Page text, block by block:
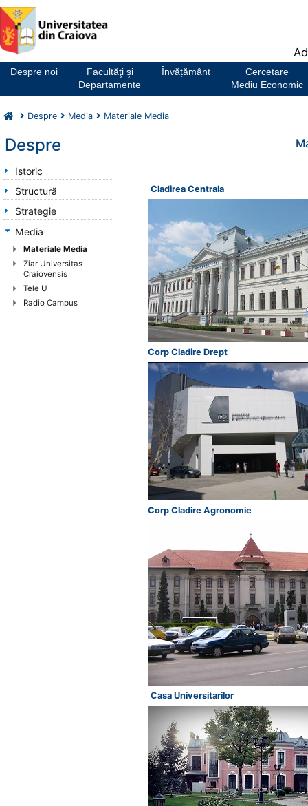
Notă:
Acest
website
un
sistem
accesibilitate.
Despre noi
Facultăţi şi
Departamente
Învățământ
Cercetare
Mediu Economic
Despre Media Materiale Media
Despre
Istoric
Structură
Strategie
Media
Materiale Media
Ziar Universitas
Craiovensis
Tele U
Radio Campus
Cladirea Centrala
Corp Cladire Drept
Corp Cladire Agronomie
Casa Universitarilor